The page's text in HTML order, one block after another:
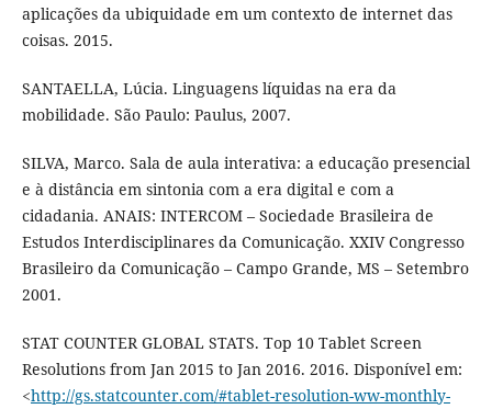
aplicações da ubiquidade em um contexto de internet das
coisas. 2015.
SANTAELLA, Lúcia. Linguagens líquidas na era da
mobilidade. São Paulo: Paulus, 2007.
SILVA, Marco. Sala de aula interativa: a educação presencial
e à distância em sintonia com a era digital e com a
cidadania. ANAIS: INTERCOM – Sociedade Brasileira de
Estudos Interdisciplinares da Comunicação. XXIV Congresso
Brasileiro da Comunicação – Campo Grande, MS – Setembro
2001.
STAT COUNTER GLOBAL STATS. Top 10 Tablet Screen
Resolutions from Jan 2015 to Jan 2016. 2016. Disponível em:
<http://gs.statcounter.com/#tablet-resolution-ww-monthly-